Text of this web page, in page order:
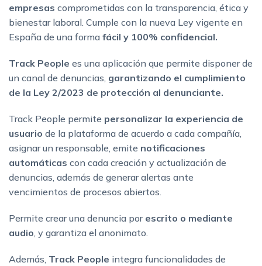
empresas comprometidas con la transparencia, ética y
bienestar laboral. Cumple con la nueva Ley vigente en
España de una forma fácil y 100% confidencial.
Track People es una aplicación que permite disponer de
un canal de denuncias, garantizando el cumplimiento
de la Ley 2/2023 de protección al denunciante.
Track People permite personalizar la experiencia de
usuario de la plataforma de acuerdo a cada compañía,
asignar un responsable, emite notificaciones
automáticas con cada creación y actualización de
denuncias, además de generar alertas ante
vencimientos de procesos abiertos.
Permite crear una denuncia por escrito o mediante
audio, y garantiza el anonimato.
Además, Track People integra funcionalidades de